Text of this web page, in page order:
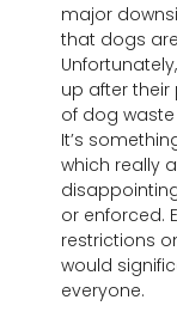
major
that dogs
up after
of dog
It’s
which really
or enforced.
restrictions
would
everyone.